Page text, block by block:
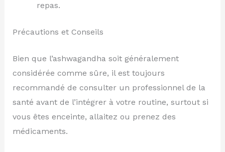
repas.
Précautions et Conseils
Bien que l’ashwagandha soit généralement
considérée comme sûre, il est toujours
recommandé de consulter un professionnel de la
santé avant de l’intégrer à votre routine, surtout si
vous êtes enceinte, allaitez ou prenez des
médicaments.